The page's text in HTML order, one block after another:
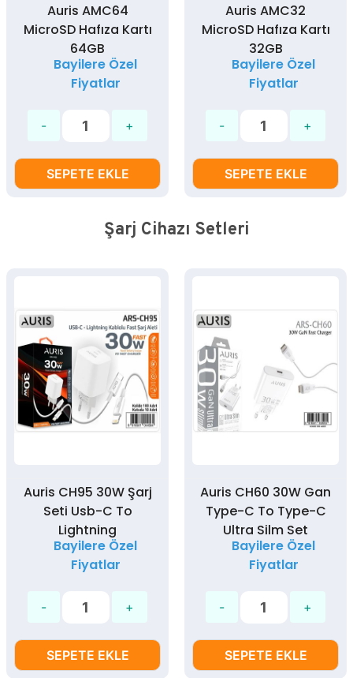
Auris AMC64
MicroSD Hafıza Kartı
64GB
Bayilere Özel
Fiyatlar
SEPETE EKLE
Auris AMC32
MicroSD Hafıza Kartı
32GB
Bayilere Özel
Fiyatlar
SEPETE EKLE
Şarj Cihazı Setleri
Auris CH95 30W Şarj
Seti Usb-C To
Lightning
Bayilere Özel
Fiyatlar
SEPETE EKLE
Auris CH60 30W Gan
Type-C To Type-C
Ultra Silm Set
Bayilere Özel
Fiyatlar
SEPETE EKLE